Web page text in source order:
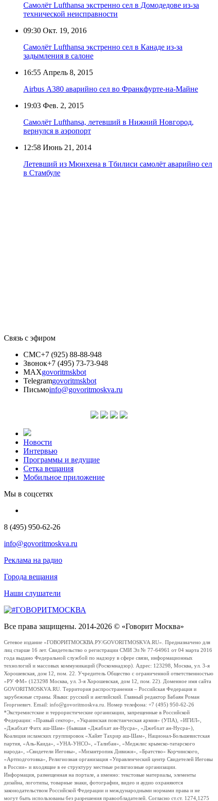
Самолёт Lufthansa экстренно сел в Домодедове из-за
технической неисправности
09:30 Окт. 19, 2016
Самолёт Lufthansa экстренно сел в Канаде из-за
задымления в салоне
16:55 Апрель 8, 2015
Airbus А380 аварийно сел во Франкфурте-на-Майне
19:03 Фев. 2, 2015
Самолёт Lufthansa, летевший в Нижний Новгород,
вернулся в аэропорт
12:58 Июнь 21, 2014
Летевший из Мюнхена в Тбилиси самолёт аварийно сел
в Стамбуле
Связь с эфиром
СМС+7 (925) 88-88-948
Звонок+7 (495) 73-73-948
MAXgovoritmskbot
Telegramgovoritmskbot
Письмоinfo@govoritmoskva.ru
Новости
Интервью
Программы и ведущие
Сетка вещания
Мобильное приложение
Мы в соцсетях
8 (495) 950-62-26
info@govoritmoskva.ru
Реклама на радио
Города вещания
Наши слушатели
Все права защищены. 2014-2026 © «Говорит Москва»
Сетевое издание «ГОВОРИТМОСКВА.РУ/GOVORITMOSKVA.RU». Предназначено для
лиц старше 16 лет. Свидетельство о регистрации СМИ Эл № 77-64961 от 04 марта 2016
года выдано Федеральной службой по надзору в сфере связи, информационных
технологий и массовых коммуникаций (Роскомнадзор). Адрес: 123298, Москва, ул. 3-я
Хорошевская, дом 12, пом. 22. Учредитель Общество с ограниченной ответственностью
«РУ ФМ» (123298 Москва, ул. 3-я Хорошевская, дом 12, пом. 22). Доменное имя сайта
GOVORITMOSKVA.RU. Территория распространения – Российская Федерация и
зарубежные страны. Языки: русский и английский. Главный редактор Бабаян Роман
Георгиевич. Email: info@govoritmoskva.ru. Номер телефона: +7 (495) 950-62-26
*Экстремистские и террористические организации, запрещенные в Российской
Федерации: «Правый сектор», «Украинская повстанческая армия» (УПА), «ИГИЛ»,
«Джабхат Фатх аш-Шам» (бывшая «Джабхат ан-Нусра», «Джебхат ан-Нусра»),
Коалиция исламских группировок «Хайят Тахрир аш-Шам», Национал-Большевистская
партия, «Аль-Каида», «УНА-УНСО», «Талибан», «Меджлис крымско-татарского
народа», «Свидетели Иеговы», «Мизантропик Дивижн», «Братство» Корчинского,
«Артподготовка», Религиозная организация «Управленческий центр Свидетелей Иеговы
в России» и входящие в ее структуру местные религиозные организации.
Информация, размещенная на портале, а именно: текстовые материалы, элементы
дизайна, логотипы, товарные знаки, фотографии, видео и аудио охраняются
законодательством Российской Федерации и международными нормами права и не
могут быть использованы без разрешения правообладателей. Согласно ст.ст. 1274,1275